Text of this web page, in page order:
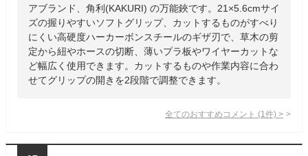
アブランド、角利(KAKURI) の万能鋏です。21×5.6cmサイ
ズの握りやすいソフトグリップ、カットするものがすべり
にくい高硬度ハーカーボンスチールのギザ刃で、草木の剪
定から紐やホースの切断、薄いプラ板やワイヤーカットな
ど幅広く使用できます。カットするものや作業内容に合わ
せてグリップの開きを2段階で調整できます。
全てのおすすめコメント (1 件) >